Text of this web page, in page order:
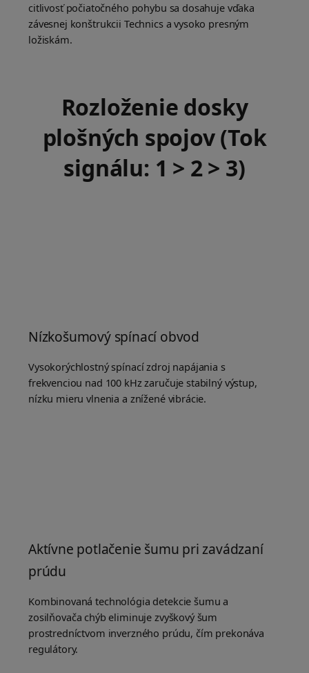
citlivosť počiatočného pohybu sa dosahuje vďaka
závesnej konštrukcii Technics a vysoko presným
ložiskám.
Rozloženie dosky
plošných spojov (Tok
signálu: 1 > 2 > 3)
Nízkošumový spínací obvod
Vysokorýchlostný spínací zdroj napájania s
frekvenciou nad 100 kHz zaručuje stabilný výstup,
nízku mieru vlnenia a znížené vibrácie.
Aktívne potlačenie šumu pri zavádzaní
prúdu
Kombinovaná technológia detekcie šumu a
zosilňovača chýb eliminuje zvyškový šum
prostredníctvom inverzného prúdu, čím prekonáva
regulátory.